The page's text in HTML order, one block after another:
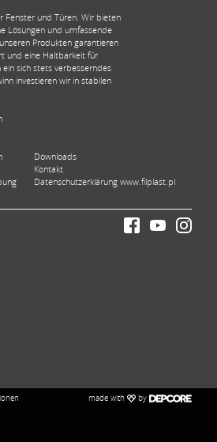
Fenster und Türen. Wir bieten
Lösungen und umfassende
Produkten garantieren
und eine Haltbarkeit für
sich stets verbesserndes
investieren wir in stabilen
Downloads
Kontakt
Datenschutzerklärung www.filplast.pl
made with by